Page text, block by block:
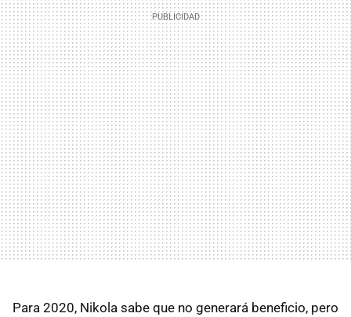
Para 2020, Nikola sabe que no generará beneficio, pero